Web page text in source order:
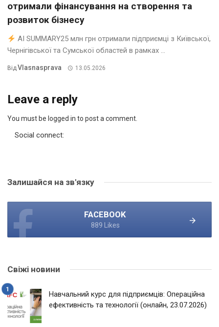
отримали фінансування на створення та
розвиток бізнесу
AI SUMMARY25 млн грн отримали підприємці з Київської,
Чернігівської та Сумської областей в рамках ...
ВідVlasnasprava 13.05.2026
Leave a reply
You must be logged in to post a comment.
Social connect:
Залишайся на зв'язку
FACEBOOK
889 Likes
Свіжі новини
Навчальний курс для підприємців: Операційна
ефективність та технології (онлайн, 23.07.2026)